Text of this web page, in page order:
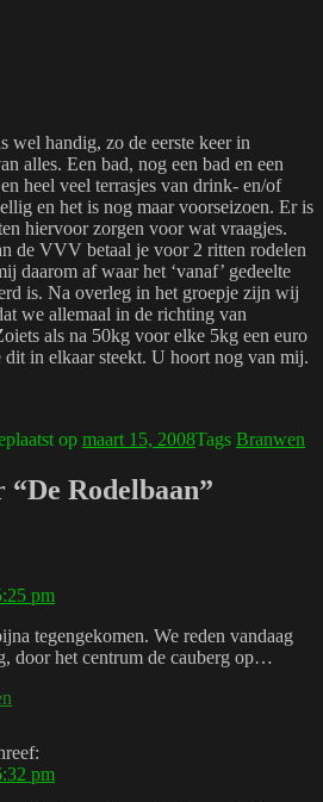
wel handig, zo de eerste keer in
alles. Een bad, nog een bad en een
heel veel terrasjes van drink- en/of
en het is nog maar voorseizoen. Er is
hiervoor zorgen voor wat vraagjes.
de VVV betaal je voor 2 ritten rodelen
daarom af waar het ‘vanaf’ gedeelte
is. Na overleg in het groepje zijn wij
we allemaal in de richting van
als na 50kg voor elke 5kg een euro
in elkaar steekt. U hoort nog van mij.
op maart 15, 2008Tags Branwen
“De Rodelbaan”
pm
tegengekomen. We reden vandaag
door het centrum de cauberg op…
pm